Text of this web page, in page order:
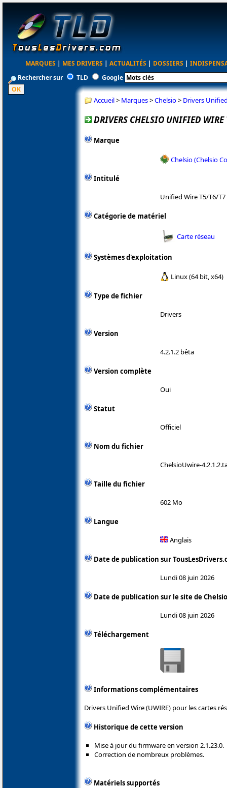
MARQUES | MES DRIVERS | ACTUALITÉS | DOSSIERS |
Rechercher sur
TLD Google
Accueil> Marques>Chelsio> Drivers
DRIVERS CHELSIO UNIFIED
Marque
Chelsio (Chelsio
Intitulé
Unified Wire T5/T6/T7
Catégorie de matériel
Carte réseau
Systèmes d'exploitation
Linux (64 bit, x64)
Type de fichier
Drivers
Version
4.2.1.2 bêta
Version complète
Oui
Statut
Officiel
Nom du fichier
ChelsioUwire-
Taille du fichier
602 Mo
Langue
Anglais
Date de publication sur
Lundi 08 juin 2026
Date de publication sur le site de Chelsio
Lundi 08 juin 2026
Téléchargement
Informations complémentaires
Drivers Unified Wire (UWIRE) pour les cartes
Historique de cette version
Mise à jour du firmware en version 2.1.23.0.
Correction de nombreux problèmes.
Matériels supportés